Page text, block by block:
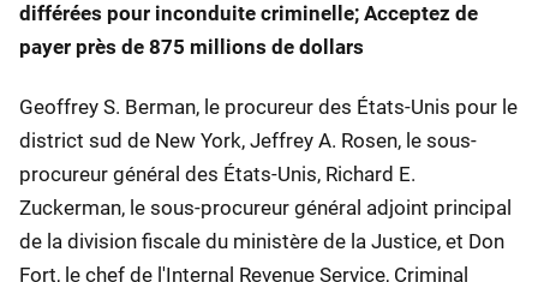
différées pour inconduite criminelle; Acceptez de
payer près de 875 millions de dollars
Geoffrey S. Berman, le procureur des États-Unis pour le
district sud de New York, Jeffrey A. Rosen, le sous-
procureur général des États-Unis, Richard E.
Zuckerman, le sous-procureur général adjoint principal
de la division fiscale du ministère de la Justice, et Don
Fort, le chef de l'Internal Revenue Service, Criminal